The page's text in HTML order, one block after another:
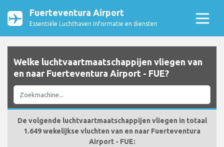
Fuerteventura Airport
Essentiële Luchthaven Informatie en diensten
Welke luchtvaartmaatschappijen vliegen van
en naar Fuerteventura Airport - FUE?
De volgende luchtvaartmaatschappijen vliegen in totaal
1.649 wekelijkse vluchten van en naar Fuerteventura
Airport - FUE: